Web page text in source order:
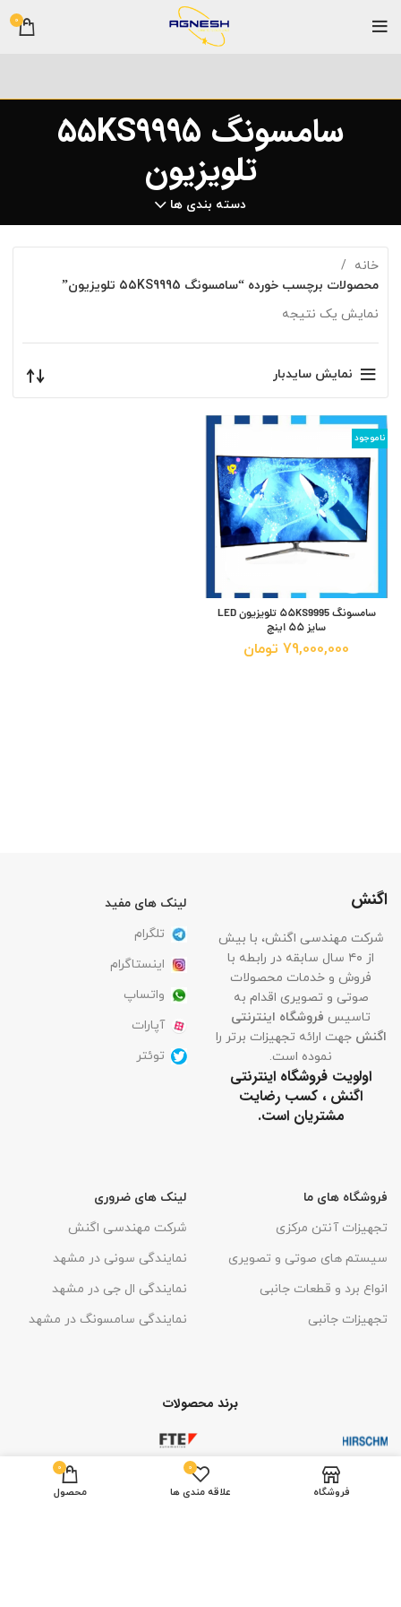
0
سامسونگ ۵۵KS9995
تلویزیون
دسته بندی ها
خانه
محصولات برچسب خورده “سامسونگ ۵۵KS9995 تلویزیون”
نمایش یک نتیجه
نمایش سایدبار
ناموجود
سامسونگ ۵۵KS9995 تلویزیون LED
سایز ۵۵ اینچ
79,000,000 تومان
اگنش
شرکت مهندسی اگنش، با بیش
از ۴۰ سال سابقه در رابطه با
فروش و خدمات محصولات
صوتی و تصویری اقدام به
تاسیس فروشگاه اینترنتی
اگنش جهت ارائه تجهیزات برتر را
نموده است.
اولویت فروشگاه اینترنتی
اگنش ، کسب رضایت
مشتریان است.
لینک های مفید
تلگرام
اینستاگرام
واتساپ
آپارات
توئتر
فروشگاه های ما
تجهیزات آنتن مرکزی
سیستم های صوتی و تصویری
انواع برد و قطعات جانبی
تجهیزات جانبی
لینک های ضروری
شرکت مهندسی اگنش
نمایندگی سونی در مشهد
نمایندگی ال جی در مشهد
نمایندگی سامسونگ در مشهد
برند محصولات
فروشگاه
0
علاقه مندی ها
0
محصول